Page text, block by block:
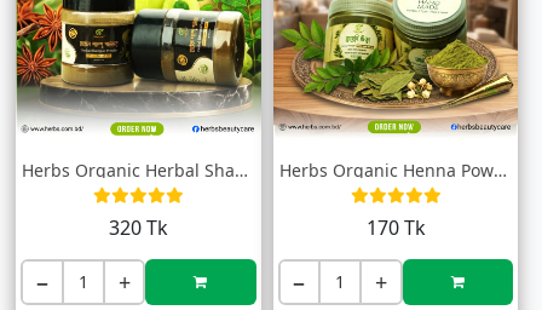
Herbs Organic Herbal Shampoo Powder (প্র...
320 Tk
− +
Herbs Organic Henna Powder (মেহেদি গুঁড়া...
170 Tk
− +